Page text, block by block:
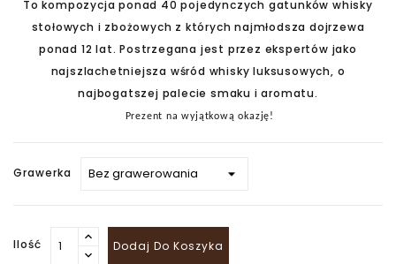
To kompozycja ponad 40 pojedynczych gatunków whisky
stołowych i zbożowych z których najmłodsza dojrzewa
ponad 12 lat. Postrzegana jest przez ekspertów jako
najszlachetniejsza wśród whisky luksusowych, o
najbogatszej palecie smaku i aromatu.
Prezent na wyjątkową okazję!
Grawerka
Ilość Dodaj Do Koszyka